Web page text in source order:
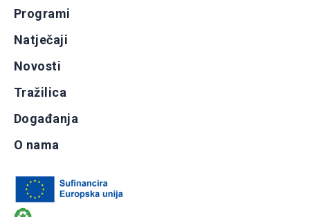
Programi
Natječaji
Novosti
Tražilica
Događanja
O nama